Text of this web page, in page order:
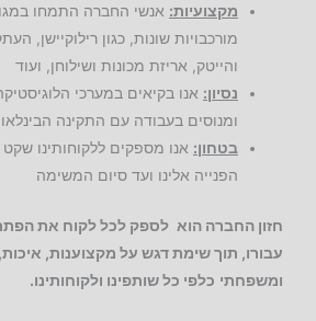
מקצועיות: אנשי החברה התמחו
מורכבויות שונות, כגון רילוקיישן,
והייטק, אריזת מכונות ושילוחן, ועוד
נסיון: אנו בקיאים במערכי
ומנוסים בעבודה עם התקינה
בטחון: אנו מספקים ללקוחותינו
הפנייה אלינו ועד סיום המשימה
חזון החברה הוא לספק לכל לקוח את
עבורו, תוך שימת דגש על מקצוענות,
ומשפחתי כלפי כל שותפינו ולקוחותינו.